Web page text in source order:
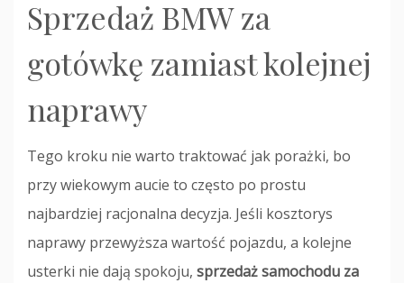
Sprzedaż BMW za
gotówkę zamiast kolejnej
naprawy
Tego kroku nie warto traktować jak porażki, bo
przy wiekowym aucie to często po prostu
najbardziej racjonalna decyzja. Jeśli kosztorys
naprawy przewyższa wartość pojazdu, a kolejne
usterki nie dają spokoju, sprzedaż samochodu za